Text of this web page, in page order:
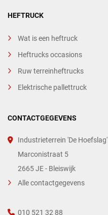
HEFTRUCK
Wat is een heftruck
Heftrucks occasions
Ruw terreinheftrucks
Elektrische pallettruck
CONTACTGEGEVENS
Industrieterrein 'De Hoefslag'
Marconistraat 5
2665 JE - Bleiswijk
Alle contactgegevens
010 521 32 88